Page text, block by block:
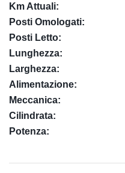
Km Attuali:
Posti Omologati:
Posti Letto:
Lunghezza:
Larghezza:
Alimentazione:
Meccanica:
Cilindrata:
Potenza: